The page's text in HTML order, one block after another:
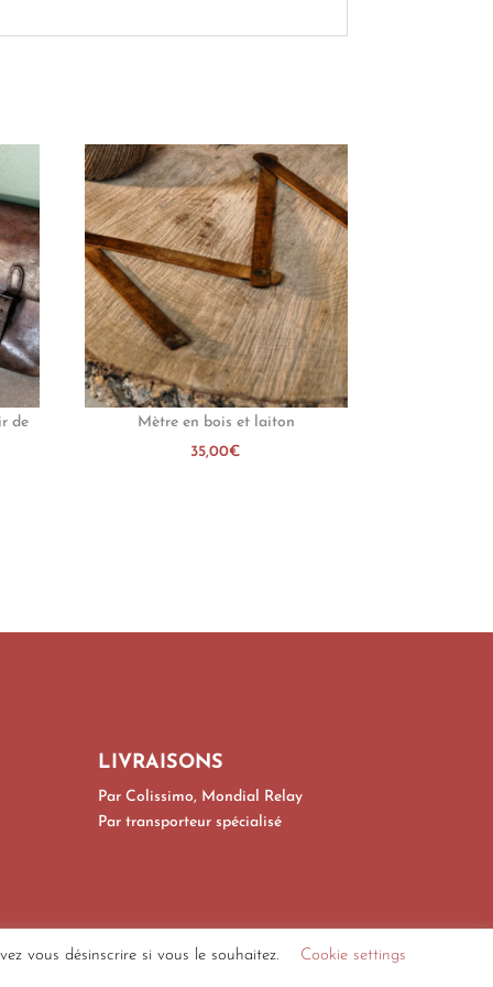
de
Mètre en bois et laiton
35,00€
LIVRAISONS
Par Colissimo, Mondial Relay
Par transporteur spécialisé
vous désinscrire si vous le souhaitez. Cookie settings